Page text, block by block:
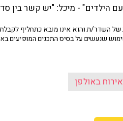
הילדים" - מיכל: "יש קשר בין
השדר/ת והוא אינו מובא כתחליף לקבלת
שנעשים על בסיס התכנים המופיעים
אירוח באולפן